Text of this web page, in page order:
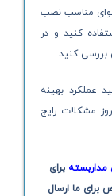
هوای مناسب نصب
کنید و در
کنید.
عملکرد بهینه
مشکلات رایج
مداربسته برای
برای ما ارسال